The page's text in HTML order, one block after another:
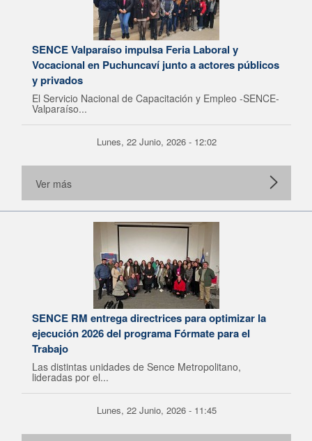
SENCE Valparaíso impulsa Feria Laboral y
Vocacional en Puchuncaví junto a actores públicos
y privados
El Servicio Nacional de Capacitación y Empleo -SENCE-
Valparaíso...
Lunes, 22 Junio, 2026 - 12:02
Ver más
SENCE RM entrega directrices para optimizar la
ejecución 2026 del programa Fórmate para el
Trabajo
Las distintas unidades de Sence Metropolitano,
lideradas por el...
Lunes, 22 Junio, 2026 - 11:45